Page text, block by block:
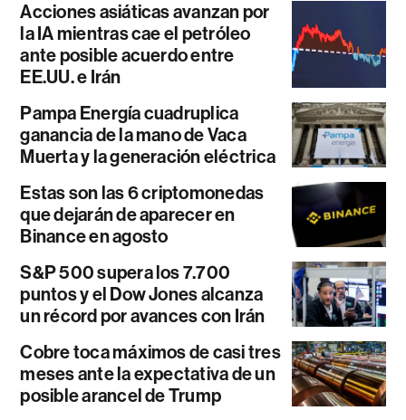
Acciones asiáticas avanzan por
la IA mientras cae el petróleo
ante posible acuerdo entre
EE.UU. e Irán
Pampa Energía cuadruplica
ganancia de la mano de Vaca
Muerta y la generación eléctrica
Estas son las 6 criptomonedas
que dejarán de aparecer en
Binance en agosto
S&P 500 supera los 7.700
puntos y el Dow Jones alcanza
un récord por avances con Irán
Cobre toca máximos de casi tres
meses ante la expectativa de un
posible arancel de Trump